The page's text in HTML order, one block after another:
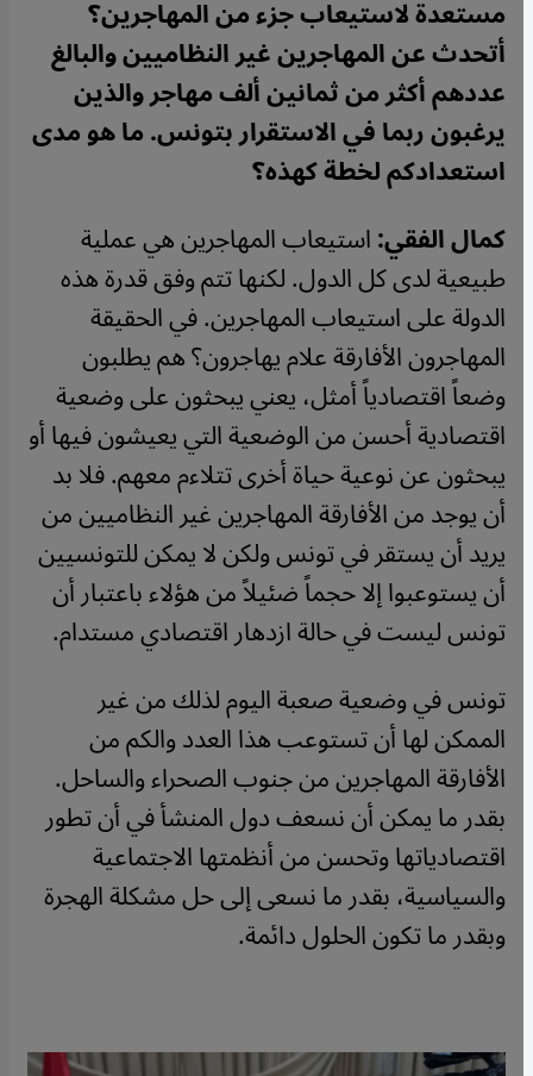
مستعدة لاستيعاب جزء من المهاجرين؟
أتحدث عن المهاجرين غير النظاميين والبالغ
عددهم أكثر من ثمانين ألف مهاجر والذين
يرغبون ربما في الاستقرار بتونس. ما هو مدى
استعدادكم لخطة كهذه؟
كمال الفقي:استيعاب المهاجرين هي عملية
طبيعية لدى كل الدول. لكنها تتم وفق قدرة هذه
الدولة على استيعاب المهاجرين. في الحقيقة
المهاجرون الأفارقة علام يهاجرون؟ هم يطلبون
وضعاً اقتصادياً أمثل، يعني يبحثون على وضعية
اقتصادية أحسن من الوضعية التي يعيشون فيها أو
يبحثون عن نوعية حياة أخرى تتلاءم معهم. فلا بد
أن يوجد من الأفارقة المهاجرين غير النظاميين من
يريد أن يستقر في تونس ولكن لا يمكن للتونسيين
أن يستوعبوا إلا حجماً ضئيلاً من هؤلاء باعتبار أن
تونس ليست في حالة ازدهار اقتصادي مستدام.
تونس في وضعية صعبة اليوم لذلك من غير
الممكن لها أن تستوعب هذا العدد والكم من
الأفارقة المهاجرين من جنوب الصحراء والساحل.
بقدر ما يمكن أن نسعف دول المنشأ في أن تطور
اقتصادياتها وتحسن من أنظمتها الاجتماعية
والسياسية، بقدر ما نسعى إلى حل مشكلة الهجرة
وبقدر ما تكون الحلول دائمة.